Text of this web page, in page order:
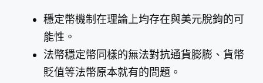
穩定幣機制在理論上均存在與美元脫鉤的可
能性。
法幣穩定幣同樣的無法對抗通貨膨膨、貨幣
貶值等法幣原本就有的問題。